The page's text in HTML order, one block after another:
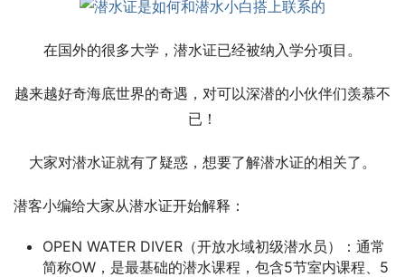
在国外的很多大学，潜水证已经被纳入学分项目。
越来越好奇海底世界的奇遇，对可以深潜的小伙伴们羡慕不
已！
大家对潜水证就有了疑惑，想要了解潜水证的相关了。
潜客小编给大家从潜水证开始解释：
OPEN WATER DIVER（开放水域初级潜水员）：通常
简称OW，是最基础的潜水课程，包含5节室内课程、5